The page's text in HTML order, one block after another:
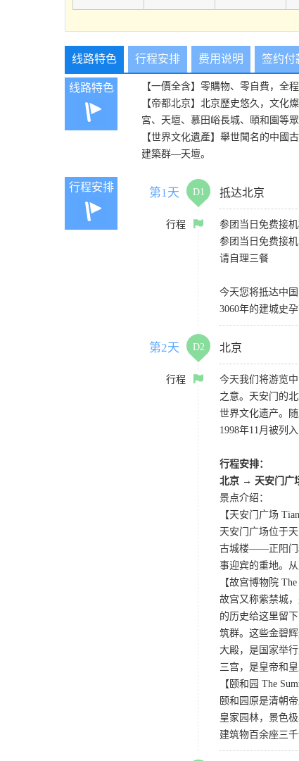
线路特色 行程安排 费用说明 签约付
线路特色
【一價全含】零購物、零自費，全
【帝都北京】北京歷史悠久，文化
宮、天壇、慕田峪長城、頤和園等眾
【世界文化遺產】舉世聞名的中國
建築群—天壇。
行程安排 第1天 D1 抵达北京
行程
参团当日免费接
参团当日免费接
请自理三餐
今天您将抵达中
3060年的建城史
第2天 D2 北京
行程
今天我们将游览
之意。天安门的
世界文化遗产。
1998年11月被列
行程安排：
北京 → 天安门广
景点介绍：
【天安门广场
天安门广场位于
古城楼——正阳门
事迎宾的重地。
【故宫博物院 The
故宫又称紫禁城
的历史给这里留
筑群。这些金碧
大殿，是国家举
三宫，是皇帝和
【颐和园 The
颐和园原是清朝
皇家园林，景色
建筑物百余座三